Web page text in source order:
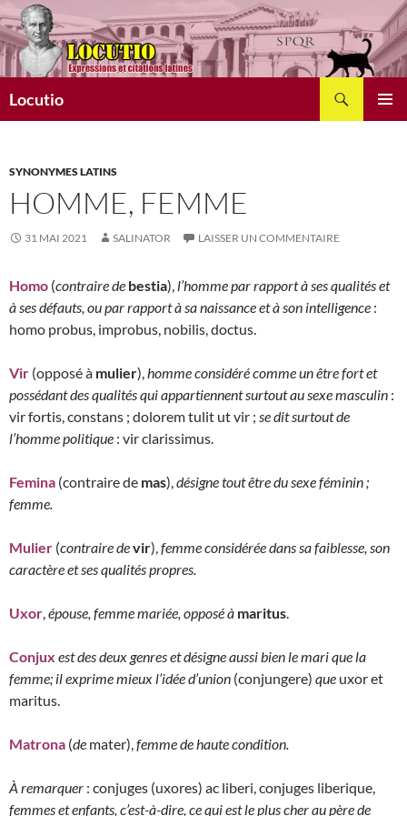
Aller
au
contenu
Locutio
SYNONYMES LATINS
HOMME, FEMME
31 MAI 2021 SALINATOR LAISSER UN COMMENTAIRE
Homo (contraire de bestia), l’homme par rapport à ses qualités et
à ses défauts, ou par rapport à sa naissance et à son intelligence :
homo probus, improbus, nobilis, doctus.
Vir (opposé à mulier),homme considéré comme un être fort et
possédant des qualités qui appartiennent surtout au sexe masculin :
vir fortis, constans ; dolorem tulit ut vir ; se dit surtout de
l’homme politique : vir clarissimus.
Femina (contraire de mas),désigne tout être du sexe féminin ;
femme.
Mulier (contraire devir),femme considérée dans sa faiblesse, son
caractère et ses qualités propres.
Uxor,épouse, femme mariée, opposé à maritus.
Conjux est des deux genres et désigne aussi bien le mari que la
femme; il exprime mieux l’idée d’union (conjungere) que uxor et
maritus.
Matrona (de mater),femme de haute condition.
À remarquer : conjuges (uxores) ac liberi, conjuges liberique,
femmes et enfants, c’est-à-dire, ce qui est le plus cher au père de